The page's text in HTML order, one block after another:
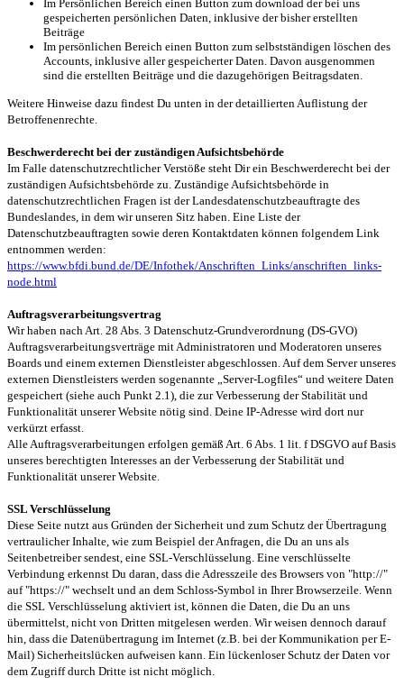
Im Persönlichen Bereich einen Button zum download der bei uns
gespeicherten persönlichen Daten, inklusive der bisher erstellten
Beiträge
Im persönlichen Bereich einen Button zum selbstständigen löschen des
Accounts, inklusive aller gespeicherter Daten. Davon ausgenommen
sind die erstellten Beiträge und die dazugehörigen Beitragsdaten.
Weitere Hinweise dazu findest Du unten in der detaillierten Auflistung der
Betroffenenrechte.
Beschwerderecht bei der zuständigen Aufsichtsbehörde
Im Falle datenschutzrechtlicher Verstöße steht Dir ein Beschwerderecht bei der
zuständigen Aufsichtsbehörde zu. Zuständige Aufsichtsbehörde in
datenschutzrechtlichen Fragen ist der Landesdatenschutzbeauftragte des
Bundeslandes, in dem wir unseren Sitz haben. Eine Liste der
Datenschutzbeauftragten sowie deren Kontaktdaten können folgendem Link
entnommen werden:
https://www.bfdi.bund.de/DE/Infothek/Anschriften_Links/anschriften_links-
node.html
Auftragsverarbeitungsvertrag
Wir haben nach Art. 28 Abs. 3 Datenschutz-Grundverordnung (DS-GVO)
Auftragsverarbeitungsverträge mit Administratoren und Moderatoren unseres
Boards und einem externen Dienstleister abgeschlossen. Auf dem Server unseres
externen Dienstleisters werden sogenannte „Server-Logfiles“ und weitere Daten
gespeichert (siehe auch Punkt 2.1), die zur Verbesserung der Stabilität und
Funktionalität unserer Website nötig sind. Deine IP-Adresse wird dort nur
verkürzt erfasst.
Alle Auftragsverarbeitungen erfolgen gemäß Art. 6 Abs. 1 lit. f DSGVO auf Basis
unseres berechtigten Interesses an der Verbesserung der Stabilität und
Funktionalität unserer Website.
SSL Verschlüsselung
Diese Seite nutzt aus Gründen der Sicherheit und zum Schutz der Übertragung
vertraulicher Inhalte, wie zum Beispiel der Anfragen, die Du an uns als
Seitenbetreiber sendest, eine SSL-Verschlüsselung. Eine verschlüsselte
Verbindung erkennst Du daran, dass die Adresszeile des Browsers von "http://"
auf "https://" wechselt und an dem Schloss-Symbol in Ihrer Browserzeile. Wenn
die SSL Verschlüsselung aktiviert ist, können die Daten, die Du an uns
übermittelst, nicht von Dritten mitgelesen werden. Wir weisen dennoch darauf
hin, dass die Datenübertragung im Internet (z.B. bei der Kommunikation per E-
Mail) Sicherheitslücken aufweisen kann. Ein lückenloser Schutz der Daten vor
dem Zugriff durch Dritte ist nicht möglich.